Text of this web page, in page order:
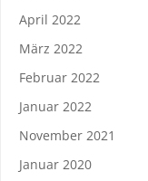
April 2022
März 2022
Februar 2022
Januar 2022
November 2021
Januar 2020